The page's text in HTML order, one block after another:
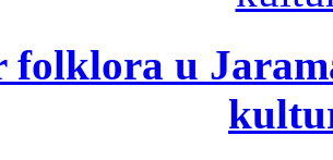
folklora u